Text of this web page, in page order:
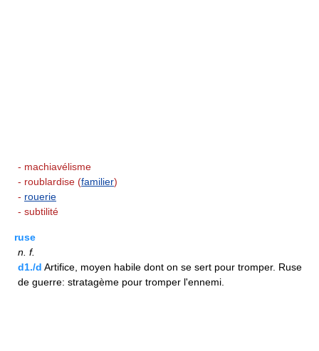
- machiavélisme
- roublardise (familier)
- rouerie
- subtilité
ruse
n. f.
d1./d Artifice, moyen habile dont on se sert pour tromper. Ruse
de guerre: stratagème pour tromper l'ennemi.